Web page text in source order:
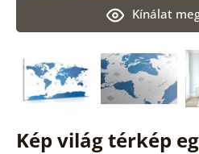
Kép világ térkép
Kínálat